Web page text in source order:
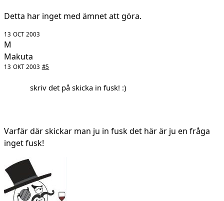
Detta har inget med ämnet att göra.
13 OCT 2003
M
Makuta
13 OKT 2003 #5
skriv det på skicka in fusk! :)
Varfär där skickar man ju in fusk det här är ju en fråga
inget fusk!